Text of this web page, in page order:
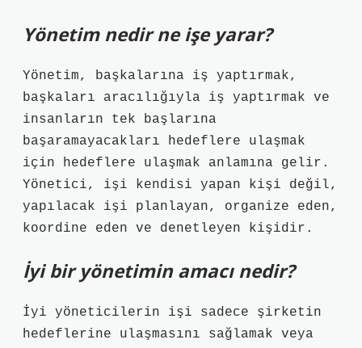
Yönetim nedir ne işe yarar?
Yönetim, başkalarına iş yaptırmak,
başkaları aracılığıyla iş yaptırmak ve
insanların tek başlarına
başaramayacakları hedeflere ulaşmak
için hedeflere ulaşmak anlamına gelir.
Yönetici, işi kendisi yapan kişi değil,
yapılacak işi planlayan, organize eden,
koordine eden ve denetleyen kişidir.
İyi bir yönetimin amacı nedir?
İyi yöneticilerin işi sadece şirketin
hedeflerine ulaşmasını sağlamak veya